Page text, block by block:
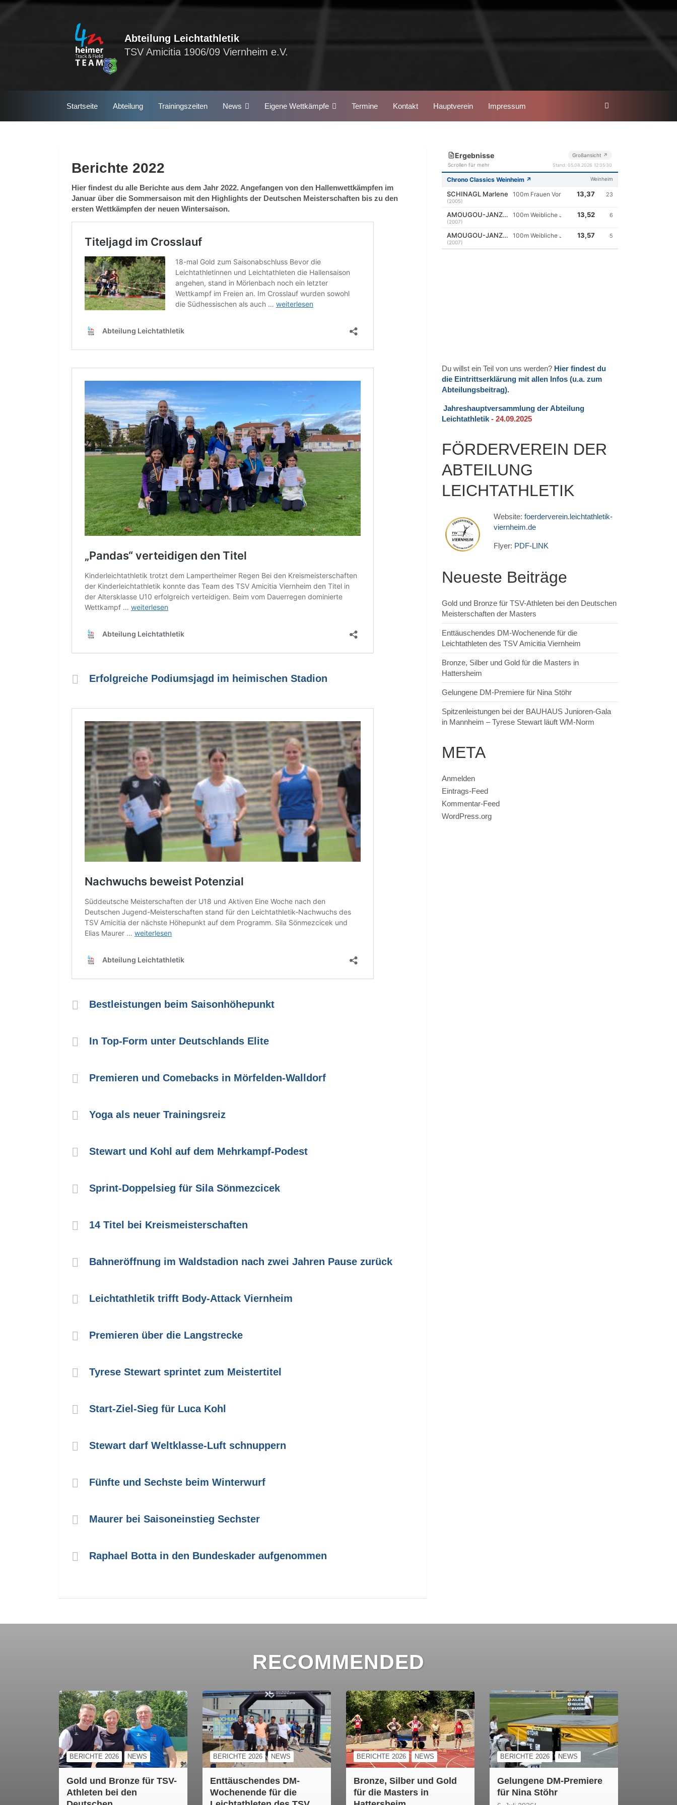
Skip
Abteilung Leichtathletik
TSV Amicitia 1906/09 Viernheim e.V.
Startseite Abteilung Trainingszeiten News Eigene Wettkämpfe Termine Kontakt Hauptverein Impressum
Berichte 2022
Hier findest du alle Berichte aus dem Jahr 2022. Angefangen von den Hallenwettkämpfen im
Januar über die Sommersaison mit den Highlights der Deutschen Meisterschaften bis zu den
ersten Wettkämpfen der neuen Wintersaison.
Erfolgreiche Podiumsjagd im heimischen Stadion
Bestleistungen beim Saisonhöhepunkt
In Top-Form unter Deutschlands Elite
Premieren und Comebacks in Mörfelden-Walldorf
Yoga als neuer Trainingsreiz
Stewart und Kohl auf dem Mehrkampf-Podest
Sprint-Doppelsieg für Sila Sönmezcicek
14 Titel bei Kreismeisterschaften
Bahneröffnung im Waldstadion nach zwei Jahren Pause zurück
Leichtathletik trifft Body-Attack Viernheim
Premieren über die Langstrecke
Tyrese Stewart sprintet zum Meistertitel
Start-Ziel-Sieg für Luca Kohl
Stewart darf Weltklasse-Luft schnuppern
Fünfte und Sechste beim Winterwurf
Maurer bei Saisoneinstieg Sechster
Raphael Botta in den Bundeskader aufgenommen
Du willst ein Teil von uns werden? Hier findest du
die Eintrittserklärung mit allen Infos (u.a. zum
Abteilungsbeitrag).
Jahreshauptversammlung der Abteilung
Leichtathletik - 24.09.2025
FÖRDERVEREIN DER
ABTEILUNG
LEICHTATHLETIK
Website: foerderverein.leichtathletik-
viernheim.de
Flyer: PDF-LINK
Neueste Beiträge
Gold und Bronze für TSV-Athleten bei den Deutschen
Meisterschaften der Masters
Enttäuschendes DM-Wochenende für die
Leichtathleten des TSV Amicitia Viernheim
Bronze, Silber und Gold für die Masters in
Hattersheim
Gelungene DM-Premiere für Nina Stöhr
Spitzenleistungen bei der BAUHAUS Junioren-Gala
in Mannheim – Tyrese Stewart läuft WM-Norm
META
Anmelden
Eintrags-Feed
Kommentar-Feed
WordPress.org
RECOMMENDED
BERICHTE 2026 NEWS
Gold und Bronze für TSV-
Athleten bei den
BERICHTE 2026 NEWS
Enttäuschendes DM-
Wochenende für die
BERICHTE 2026 NEWS
Bronze, Silber und Gold
für die Masters in
BERICHTE 2026 NEWS
Gelungene DM-Premiere
für Nina Stöhr